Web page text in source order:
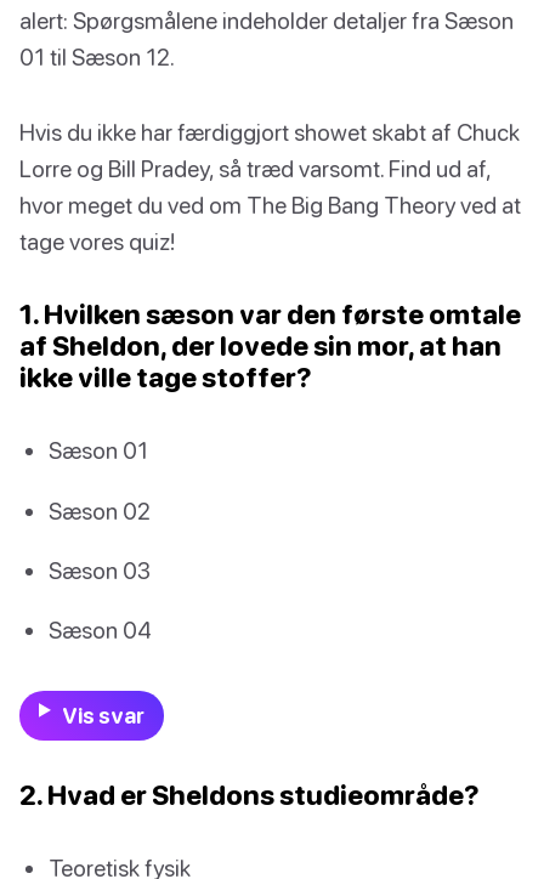
alert: Spørgsmålene indeholder detaljer fra Sæson
01 til Sæson 12.
Hvis du ikke har færdiggjort showet skabt af Chuck
Lorre og Bill Pradey, så træd varsomt. Find ud af,
hvor meget du ved om The Big Bang Theory ved at
tage vores quiz!
1. Hvilken sæson var den første omtale
af Sheldon, der lovede sin mor, at han
ikke ville tage stoffer?
Sæson 01
Sæson 02
Sæson 03
Sæson 04
Vis svar
2. Hvad er Sheldons studieområde?
Teoretisk fysik